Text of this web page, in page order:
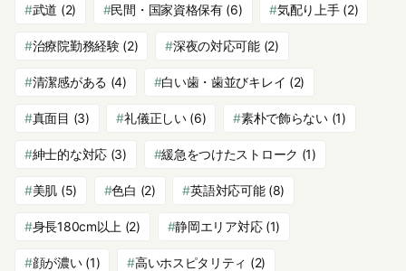
武道 (2) 民間・国家資格保有(6) 気配り上手(2)
治療院勤務経験(2) 深夜の対応可能(2)
清潔感がある (4) 白い歯・歯並びキレイ (2)
真面目 (3) 礼儀正しい(6) 素朴で飾らない(1)
紳士的な対応(3) 緩急をつけたストローク (1)
美肌 (5) 色白 (2) 英語対応可能(8)
身長180cm以上 (2) 静岡エリア対応(1)
顔が濃い(1) 高いホスピタリティ (2)